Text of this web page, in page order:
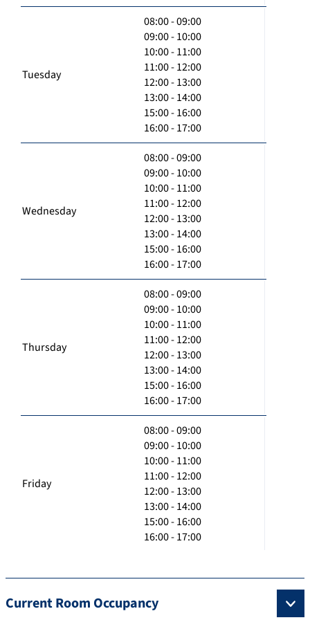
Tuesday
08:00 - 09:00
09:00 - 10:00
10:00 - 11:00
11:00 - 12:00
12:00 - 13:00
13:00 - 14:00
15:00 - 16:00
16:00 - 17:00
Wednesday
08:00 - 09:00
09:00 - 10:00
10:00 - 11:00
11:00 - 12:00
12:00 - 13:00
13:00 - 14:00
15:00 - 16:00
16:00 - 17:00
Thursday
08:00 - 09:00
09:00 - 10:00
10:00 - 11:00
11:00 - 12:00
12:00 - 13:00
13:00 - 14:00
15:00 - 16:00
16:00 - 17:00
Friday
08:00 - 09:00
09:00 - 10:00
10:00 - 11:00
11:00 - 12:00
12:00 - 13:00
13:00 - 14:00
15:00 - 16:00
16:00 - 17:00
Current Room Occupancy